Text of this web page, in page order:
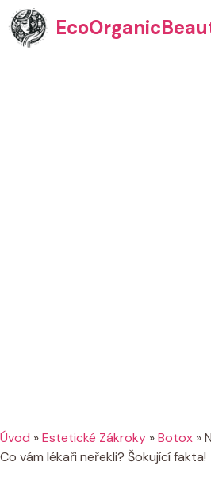
Přeskočit
na
obsah
Úvod »Estetické Zákroky »Botox »
Co vám lékaři neřekli? Šokující fakta!